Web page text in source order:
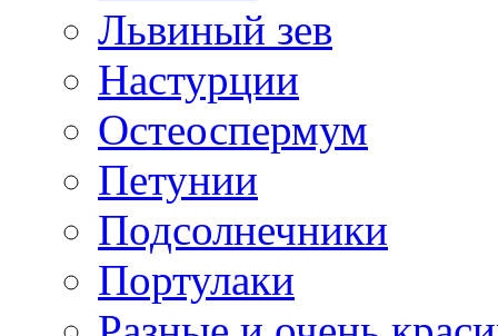
Львиный зев
Настурции
Остеоспермум
Петунии
Подсолнечники
Портулаки